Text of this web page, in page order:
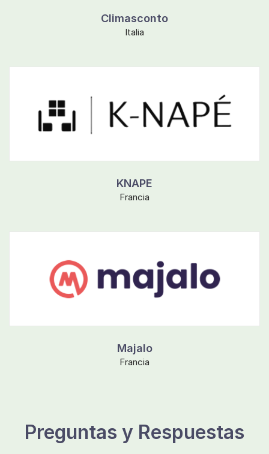
Climasconto
Italia
KNAPE
Francia
Majalo
Francia
Preguntas y Respuestas